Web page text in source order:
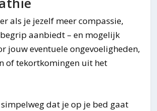
als je jezelf meer compassie,
aanbiedt – en mogelijk
jouw eventuele ongevoeligheden,
of tekortkomingen uit het
dat je op je bed gaat